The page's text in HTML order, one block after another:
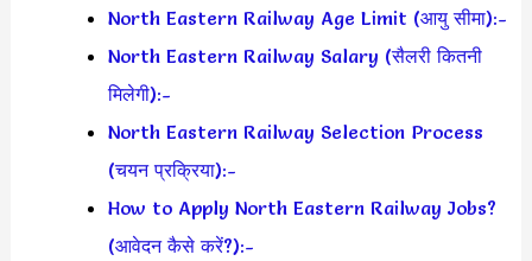
North Eastern Railway Age Limit (आयु सीमा):-
North Eastern Railway Salary (सैलरी कितनी
मिलेगी):-
North Eastern Railway Selection Process
(चयन प्रक्रिया):-
How to Apply North Eastern Railway Jobs?
(आवेदन कैसे करें?):-